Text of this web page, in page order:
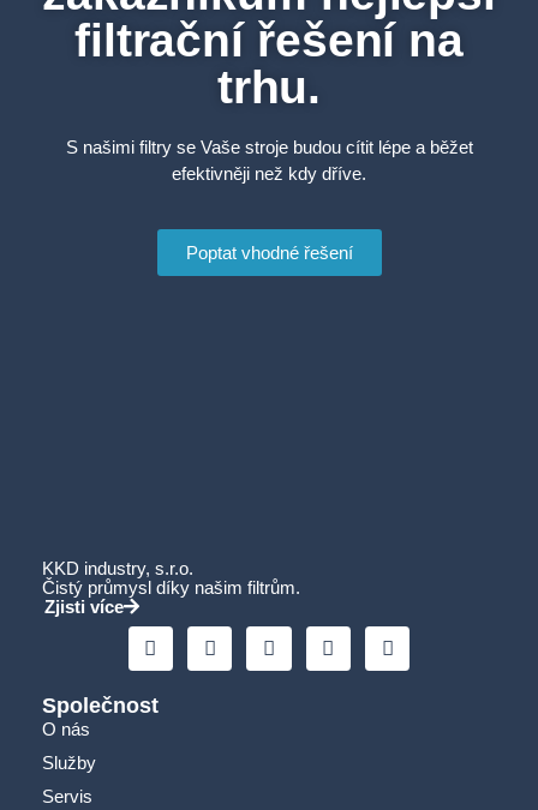
filtrační řešení na
trhu.
S našimi filtry se Vaše stroje budou cítit lépe a běžet
efektivněji než kdy dříve.
Poptat vhodné řešení
KKD industry, s.r.o.
Čistý průmysl díky našim filtrům.
Zjisti více
Společnost
O nás
Služby
Servis